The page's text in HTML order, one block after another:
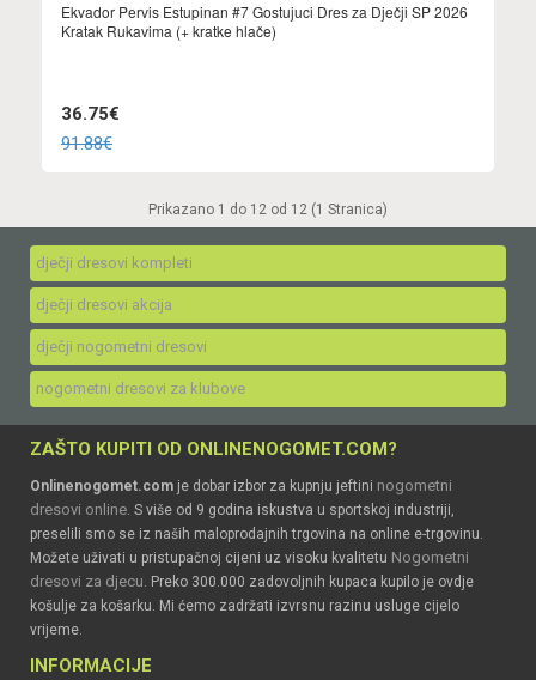
Ekvador Pervis Estupinan #7 Gostujuci Dres za Dječji SP 2026
Kratak Rukavima (+ kratke hlače)
36.75€
91.88€
Prikazano 1 do 12 od 12 (1 Stranica)
dječji dresovi kompleti
dječji dresovi akcija
dječji nogometni dresovi
nogometni dresovi za klubove
ZAŠTO KUPITI OD ONLINENOGOMET.COM?
Onlinenogomet.com je dobar izbor za kupnju jeftini nogometni
dresovi online. S više od 9 godina iskustva u sportskoj industriji,
preselili smo se iz naših maloprodajnih trgovina na online e-trgovinu.
Možete uživati u pristupačnoj cijeni uz visoku kvalitetu Nogometni
dresovi za djecu. Preko 300.000 zadovoljnih kupaca kupilo je ovdje
košulje za košarku. Mi ćemo zadržati izvrsnu razinu usluge cijelo
vrijeme.
INFORMACIJE